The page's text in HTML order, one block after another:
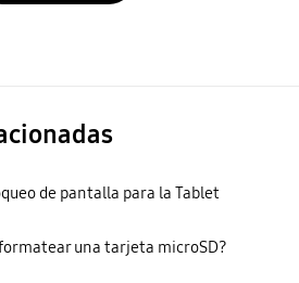
de pantalla para la Tablet
formatear una tarjeta microSD?